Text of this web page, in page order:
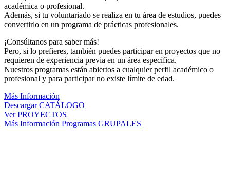
académica o profesional.
Además, si tu voluntariado se realiza en tu área de estudios, puedes
convertirlo en un programa de prácticas profesionales.
¡Consúltanos para saber más!
Pero, si lo prefieres, también puedes participar en proyectos que no
requieren de experiencia previa en un área específica.
Nuestros programas están abiertos a cualquier perfil académico o
profesional y para participar no existe límite de edad.
Más Información
Descargar CATÁLOGO
Ver PROYECTOS
Más Información Programas GRUPALES